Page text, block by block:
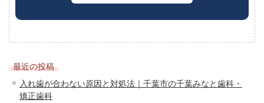
最近の投稿
入れ歯が合わない原因と対処法｜千葉市の千葉みなと歯科・
矯正歯科